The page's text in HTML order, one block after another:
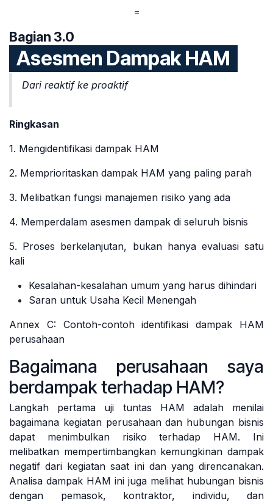
=
Bagian 3.0
Asesmen Dampak HAM
Dari reaktif ke proaktif
Ringkasan
1. Mengidentifikasi dampak HAM
2. Memprioritaskan dampak HAM yang paling parah
3. Melibatkan fungsi manajemen risiko yang ada
4. Memperdalam asesmen dampak di seluruh bisnis
5. Proses berkelanjutan, bukan hanya evaluasi satu
kali
Kesalahan-kesalahan umum yang harus dihindari
Saran untuk Usaha Kecil Menengah
Annex C: Contoh-contoh identifikasi dampak HAM
perusahaan
Bagaimana perusahaan saya
berdampak terhadap HAM?
Langkah pertama uji tuntas HAM adalah menilai
bagaimana kegiatan perusahaan dan hubungan bisnis
dapat menimbulkan risiko terhadap HAM. Ini
melibatkan mempertimbangkan kemungkinan dampak
negatif dari kegiatan saat ini dan yang direncanakan.
Analisa dampak HAM ini juga melihat hubungan bisnis
dengan pemasok, kontraktor, individu, dan